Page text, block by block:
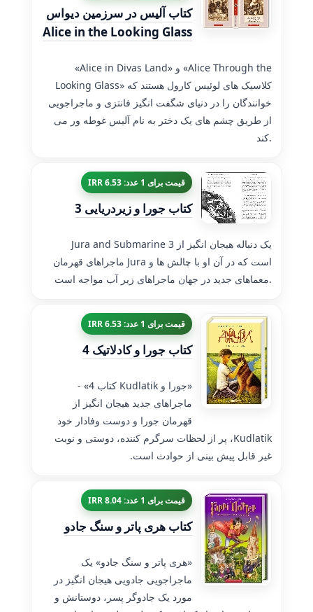
کتاب آلیس در سرزمین دیواس
Alice in the Looking Glass
«Alice in Divas Land» و «Alice Through the
Looking Glass» کلاسیک های لوئیس کارول هستند که
خوانندگان را در دنیای شگفت انگیز فانتزی و ماجراجویی
از طریق چشم های یک دختر به نام آلیس غوطه ور می
کند.
قیمت برای 1 عدد: 6.53 IRR
کتاب جورا و زیردریایی 3
Jura and Submarine 3 یک دنباله هیجان انگیز از
ماجراهای قهرمان Jura است که در آن او با چالش ها و
معماهای جدید در جهان ماجراهای زیر آب مواجه است.
قیمت برای 1 عدد: 6.53 IRR
کتاب جورا و کادلاتیک 4
«جورا و Kudlatik کتاب 4» -
ماجراهای جدید هیجان انگیز از
قهرمان جورا و دوست وفادار خود
Kudlatik، پر از لحظات سرگرم کننده، دوستی و نوبت
غیر قابل پیش بینی از حوادث است.
قیمت برای 1 عدد: 8.04 IRR
کتاب هری پاتر و سنگ جادو
«هری پاتر و سنگ جادو» یک
ماجراجویی جادویی هیجان انگیز در
مورد یک جادوگر پسر، دوستانش و